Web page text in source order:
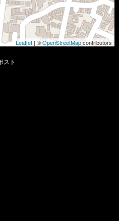
Leaflet | ©OpenStreetMapcontributors